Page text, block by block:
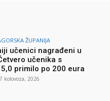
ŽUPANIJA
učenici nagrađeni u
učenika s
primilo po 200 eura
7 kolovoza, 2026